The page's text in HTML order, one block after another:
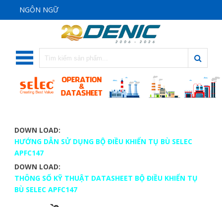
NGÔN NGỮ
DOWN LOAD:
HƯỚNG DẪN SỬ DỤNG BỘ ĐIỀU KHIỂN TỤ BÙ SELEC
APFC147
DOWN LOAD:
THÔNG SỐ KỸ THUẬT DATASHEET BỘ ĐIỀU KHIỂN TỤ
BÙ SELEC APFC147